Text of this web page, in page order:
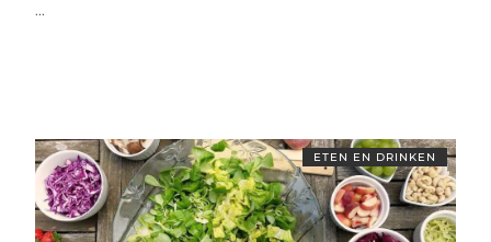
...
ETEN EN DRINKEN